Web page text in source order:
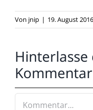
Von jnip | 19. August 2016
Hinterlasse
Kommentar